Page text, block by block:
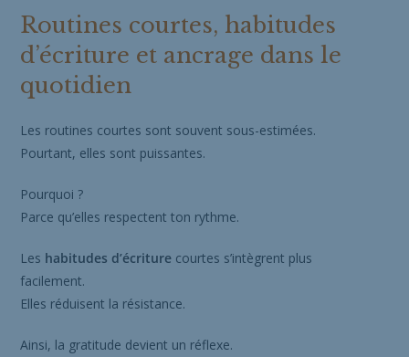
Routines courtes, habitudes
d’écriture et ancrage dans le
quotidien
Les routines courtes sont souvent sous-estimées.
Pourtant, elles sont puissantes.
Pourquoi ?
Parce qu’elles respectent ton rythme.
Les habitudes d’écriturecourtes s’intègrent plus
facilement.
Elles réduisent la résistance.
Ainsi, la gratitude devient un réflexe.